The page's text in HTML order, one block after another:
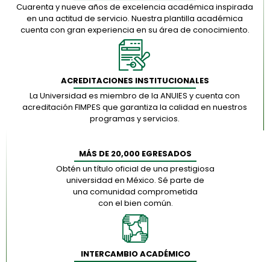
Cuarenta y nueve años de excelencia académica inspirada
en una actitud de servicio. Nuestra plantilla académica
cuenta con gran experiencia en su área de conocimiento.
ACREDITACIONES INSTITUCIONALES
La Universidad es miembro de la ANUIES y cuenta con
acreditación FIMPES que garantiza la calidad en nuestros
programas y servicios.
MÁS DE 20,000 EGRESADOS
Obtén un título oficial de una prestigiosa
universidad en México. Sé parte de
una comunidad comprometida
con el bien común.
INTERCAMBIO ACADÉMICO